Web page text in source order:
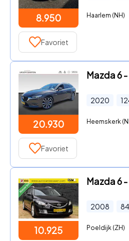
8.950 Haarlem (NH)
Favoriet
20.930
2020
Heemskerk
Favoriet
10.925
2008
Poeldijk (ZH)